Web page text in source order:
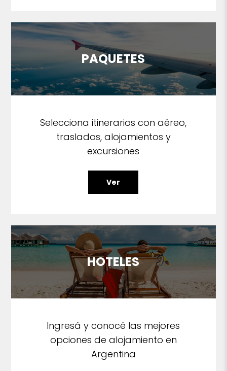
PAQUETES
Selecciona itinerarios con aéreo,
traslados, alojamientos y
excursiones
Ver
HOTELES
Ingresá y conocé las mejores
opciones de alojamiento en
Argentina